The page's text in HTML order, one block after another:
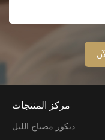
مركز المنتجات
ديكور مصباح الليل